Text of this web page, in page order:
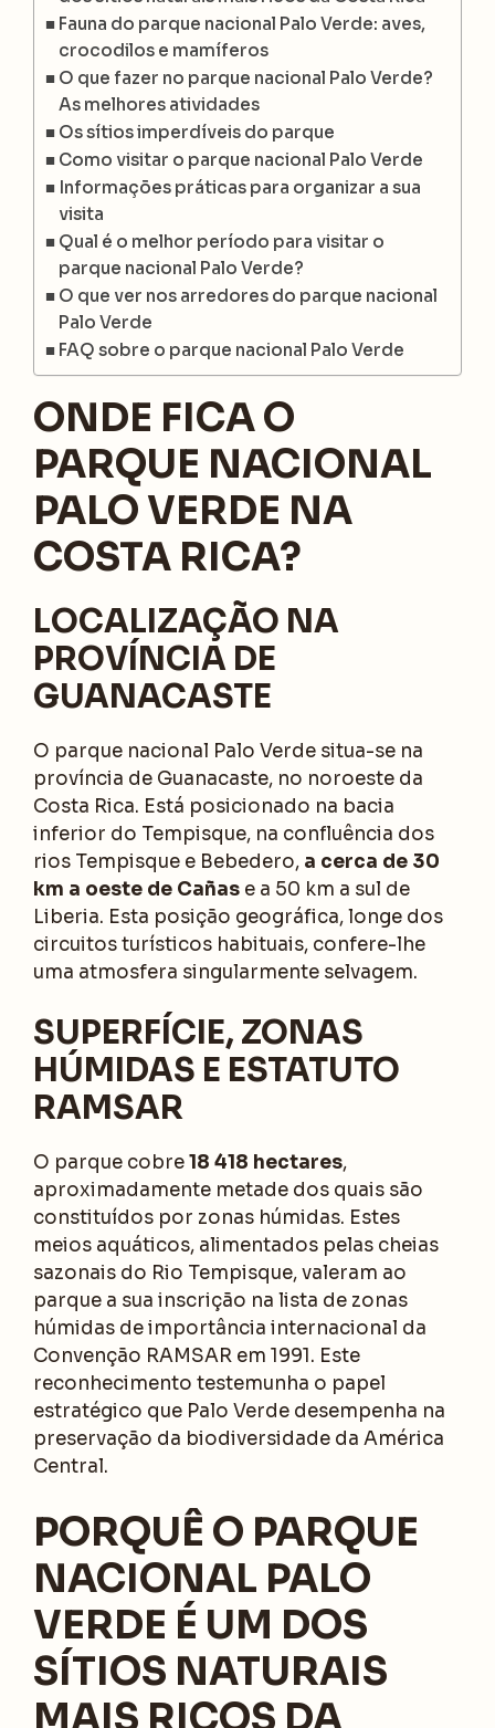
Fauna do parque nacional Palo Verde: aves,
crocodilos e mamíferos
O que fazer no parque nacional Palo Verde?
As melhores atividades
Os sítios imperdíveis do parque
Como visitar o parque nacional Palo Verde
Informações práticas para organizar a sua
visita
Qual é o melhor período para visitar o
parque nacional Palo Verde?
O que ver nos arredores do parque nacional
Palo Verde
FAQ sobre o parque nacional Palo Verde
ONDE FICA O
PARQUE NACIONAL
PALO VERDE NA
COSTA RICA?
LOCALIZAÇÃO NA
PROVÍNCIA DE
GUANACASTE
O parque nacional Palo Verde situa-se na
província de Guanacaste, no noroeste da
Costa Rica. Está posicionado na bacia
inferior do Tempisque, na confluência dos
rios Tempisque e Bebedero, a cerca de 30
km a oeste de Cañas e a 50 km a sul de
Liberia. Esta posição geográfica, longe dos
circuitos turísticos habituais, confere-lhe
uma atmosfera singularmente selvagem.
SUPERFÍCIE, ZONAS
HÚMIDAS E ESTATUTO
RAMSAR
O parque cobre18 418 hectares,
aproximadamente metade dos quais são
constituídos por zonas húmidas. Estes
meios aquáticos, alimentados pelas cheias
sazonais do Rio Tempisque, valeram ao
parque a sua inscrição na lista de zonas
húmidas de importância internacional da
Convenção RAMSAR em 1991. Este
reconhecimento testemunha o papel
estratégico que Palo Verde desempenha na
preservação da biodiversidade da América
Central.
PORQUÊ O PARQUE
NACIONAL PALO
VERDE É UM DOS
SÍTIOS NATURAIS
MAIS RICOS DA